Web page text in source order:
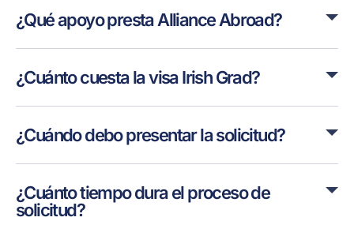
¿Qué apoyo presta Alliance Abroad?
¿Cuánto cuesta la visa Irish Grad?
¿Cuándo debo presentar la solicitud?
¿Cuánto tiempo dura el proceso de
solicitud?